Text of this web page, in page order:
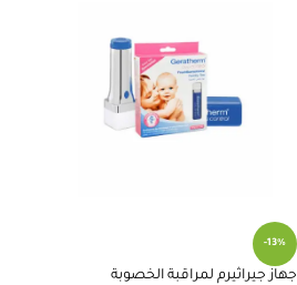
-13%
جهاز جيراثيرم لمراقبة الخصوبة